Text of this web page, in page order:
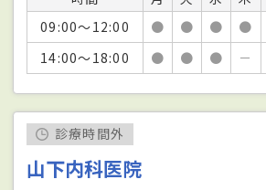
09:00～12:00
● ● ● ●
14:00～18:00
● ● ● －
診療時間外
山下内科医院